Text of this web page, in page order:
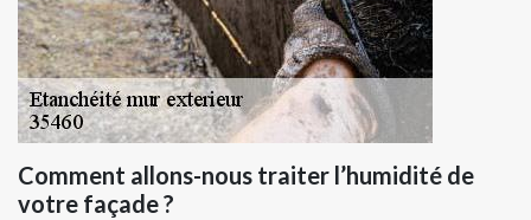
Comment allons-nous traiter l’humidité de
votre façade ?